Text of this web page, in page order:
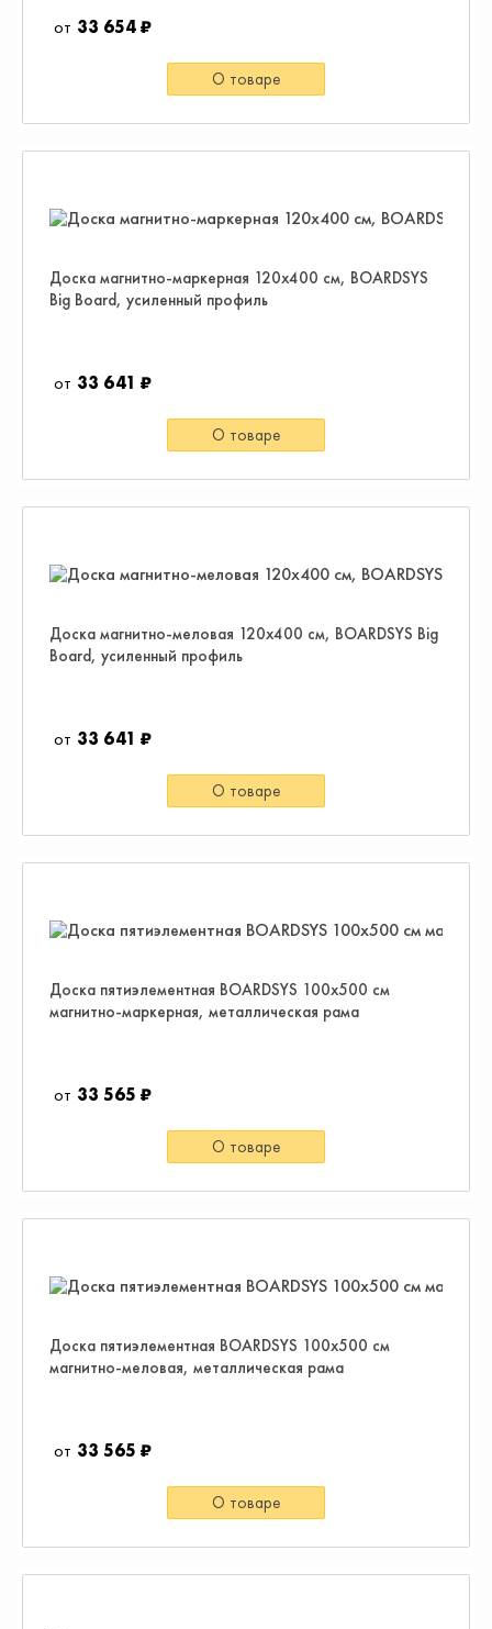
33 654 ₽
О товаре
Доска магнитно-маркерная 120х400 см, BOARDSYS
Big Board, усиленный профиль
33 641 ₽
О товаре
Доска магнитно-меловая 120х400 см, BOARDSYS Big
Board, усиленный профиль
33 641 ₽
О товаре
Доска пятиэлементная BOARDSYS 100х500 см
магнитно-маркерная, металлическая рама
33 565 ₽
О товаре
Доска пятиэлементная BOARDSYS 100х500 см
магнитно-меловая, металлическая рама
33 565 ₽
О товаре